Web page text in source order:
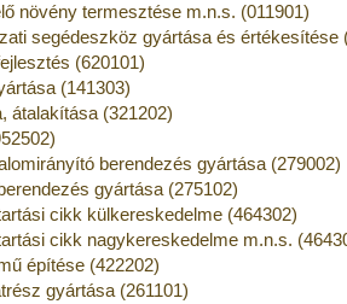
növény termesztése m.n.s. (011901)
segédeszköz gyártása és értékesítése
(620101)
(141303)
átalakítása (321202)
berendezés gyártása (279002)
gyártása (275102)
cikk külkereskedelme (464302)
cikk nagykereskedelme m.n.s.
építése (422202)
gyártása (261101)